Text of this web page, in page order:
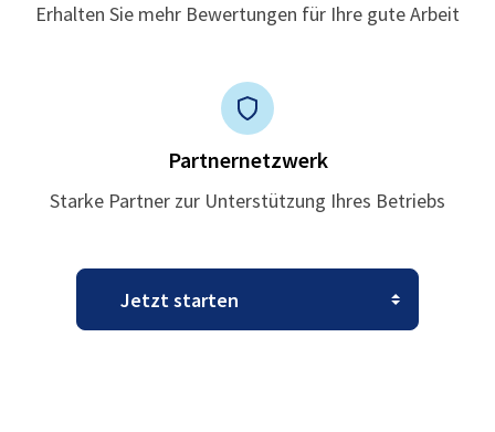
Erhalten Sie mehr Bewertungen für Ihre gute Arbeit
Partnernetzwerk
Starke Partner zur Unterstützung Ihres Betriebs